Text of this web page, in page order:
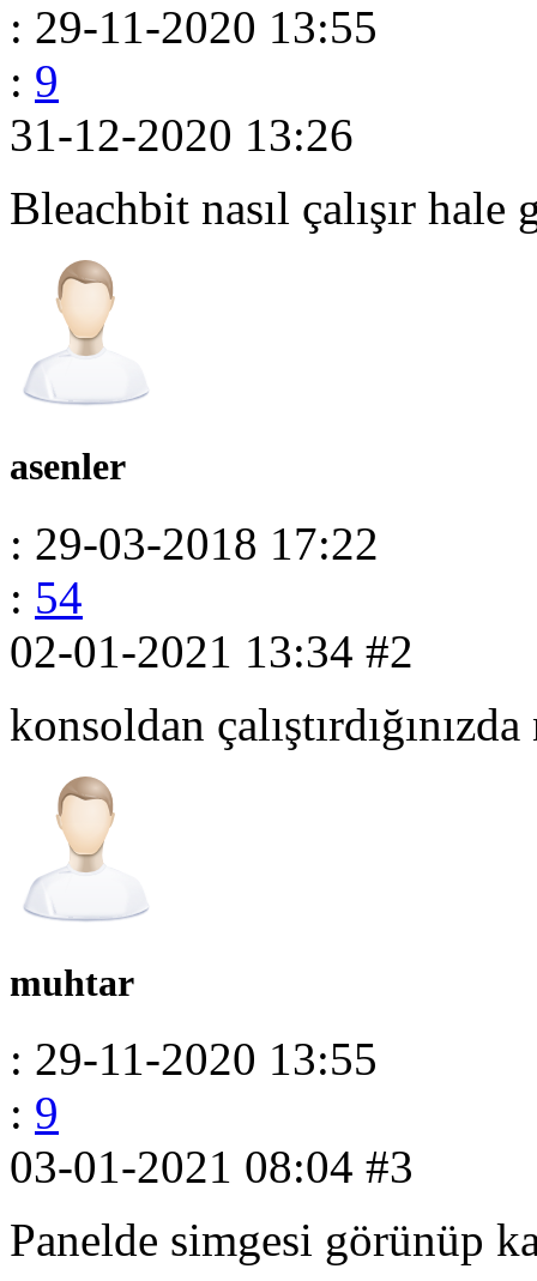
: 29-11-2020 13:55
: 9
31-12-2020 13:26
Bleachbit nasıl çalışır
asenler
: 29-03-2018 17:22
: 54
02-01-2021 13:34 #2
konsoldan
muhtar
: 29-11-2020 13:55
: 9
03-01-2021 08:04 #3
Panelde simgesi görünüp